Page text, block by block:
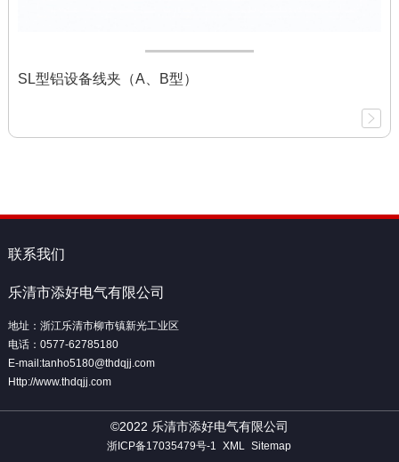
SL型铝设备线夹（A、B型）
联系我们
乐清市添好电气有限公司
地址：浙江乐清市柳市镇新光工业区
电话：0577-62785180
E-mail:tanho5180@thdqjj.com
Http://www.thdqjj.com
©2022 乐清市添好电气有限公司
浙ICP备17035479号-1 XML Sitemap